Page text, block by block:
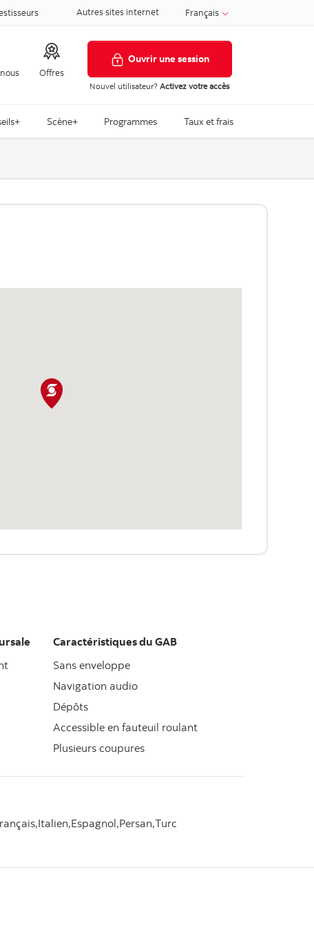
Autres sites internet Français
Offres
Ouvrir une session
Nouvel utilisateur?Activez votre accès
Scène+ Programmes Taux et frais
Caractéristiques du GAB
Sans enveloppe
Navigation audio
Dépôts
Accessible en fauteuil roulant
Plusieurs coupures
Italien,Espagnol,Persan,Turc